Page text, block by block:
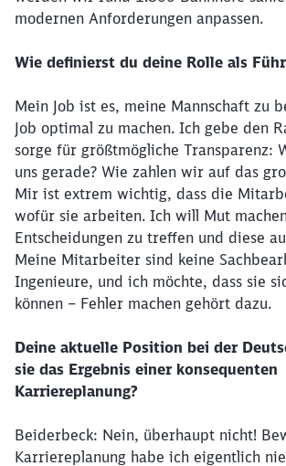
modernen Anforderungen anpassen.
Wie definierst du deine Rolle als
Mein Job ist es, meine Mannschaft zu
Job optimal zu machen. Ich gebe den
sorge für größtmögliche Transparenz:
uns gerade? Wie zahlen wir auf das
Mir ist extrem wichtig, dass die
wofür sie arbeiten. Ich will Mut
Entscheidungen zu treffen und diese
Meine Mitarbeiter sind keine
Ingenieure, und ich möchte, dass sie
können – Fehler machen gehört dazu.
Deine aktuelle Position bei der
sie das Ergebnis einer konsequenten
Karriereplanung?
Beiderbeck: Nein, überhaupt nicht!
Karriereplanung habe ich eigentlich